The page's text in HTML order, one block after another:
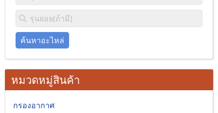
ค้นหาอะไหล่
หมวดหมู่สินค้า
กรองอากาศ